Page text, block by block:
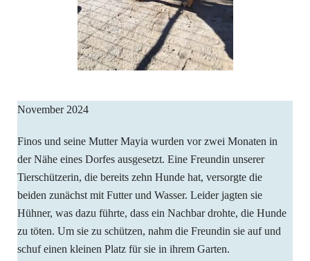
November 2024
Finos und seine Mutter Mayia wurden vor zwei Monaten in
der Nähe eines Dorfes ausgesetzt. Eine Freundin unserer
Tierschützerin, die bereits zehn Hunde hat, versorgte die
beiden zunächst mit Futter und Wasser. Leider jagten sie
Hühner, was dazu führte, dass ein Nachbar drohte, die Hunde
zu töten. Um sie zu schützen, nahm die Freundin sie auf und
schuf einen kleinen Platz für sie in ihrem Garten.